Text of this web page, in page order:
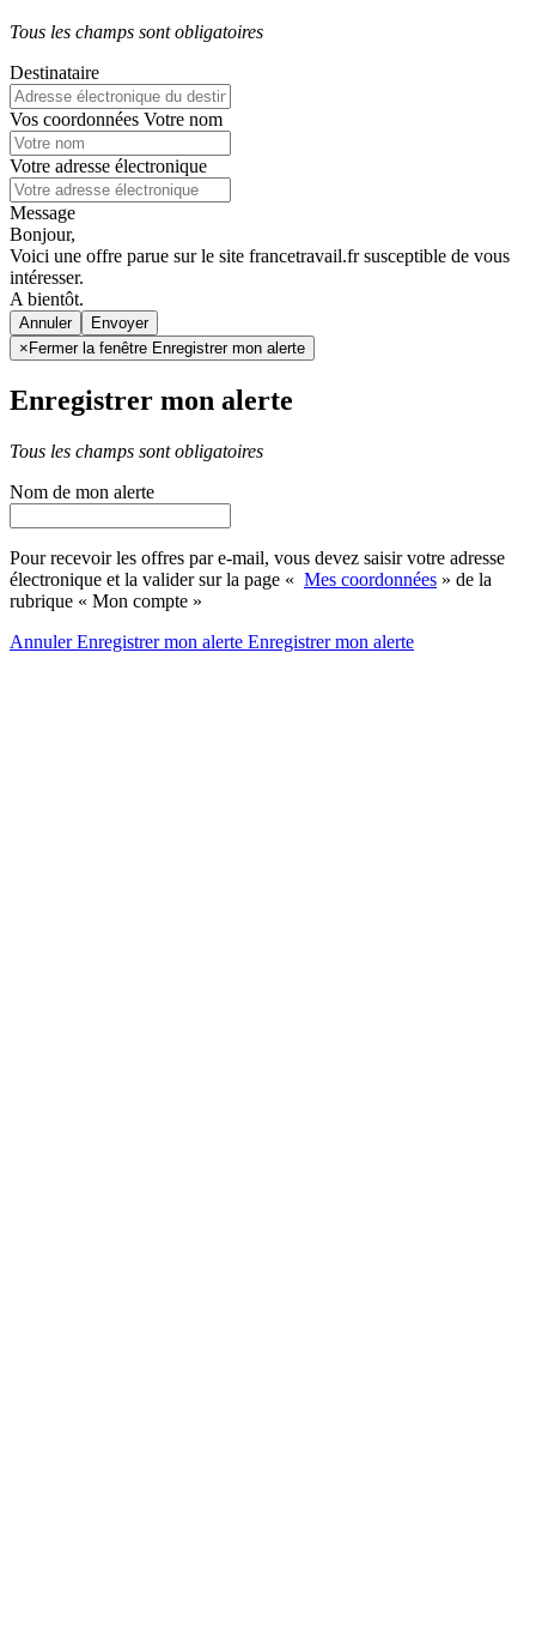
Tous les champs sont obligatoires
Destinataire
Vos coordonnées Votre nom
Votre adresse électronique
Message
Bonjour,
Voici une offre parue sur le site francetravail.fr susceptible de vous
intéresser.
A bientôt.
Annuler
× Fermer la fenêtre Enregistrer mon alerte
Enregistrer mon alerte
Tous les champs sont obligatoires
Nom de mon alerte
Pour recevoir les offres par e-mail, vous devez saisir votre adresse
électronique et la valider sur la page « Mes coordonnées » de la
rubrique « Mon compte »
AnnulerEnregistrer mon alerte Enregistrermon alerte